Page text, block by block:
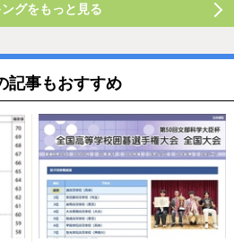
グをもっと見る
記事もおすすめ